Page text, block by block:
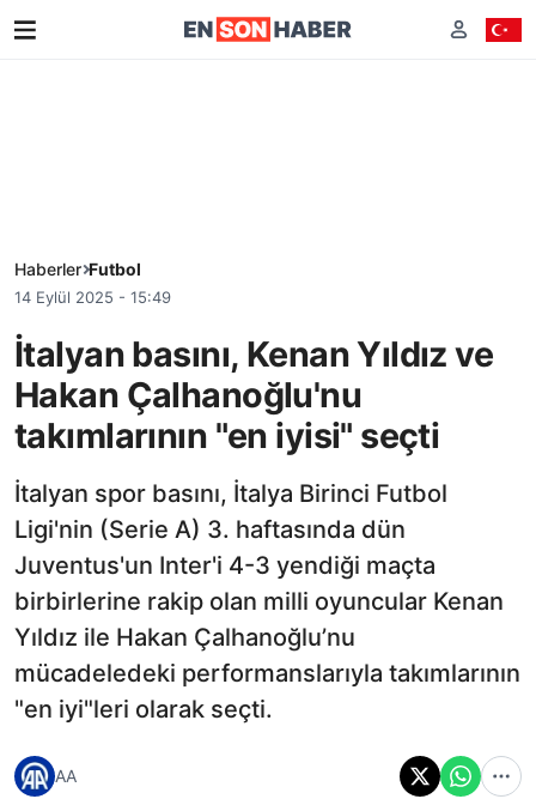
Haberler Futbol
14 Eylül 2025 - 15:49
İtalyan basını, Kenan Yıldız ve
Hakan Çalhanoğlu'nu
takımlarının "en iyisi" seçti
İtalyan spor basını, İtalya Birinci Futbol
Ligi'nin (Serie A) 3. haftasında dün
Juventus'un Inter'i 4-3 yendiği maçta
birbirlerine rakip olan milli oyuncular Kenan
Yıldız ile Hakan Çalhanoğlu’nu
mücadeledeki performanslarıyla takımlarının
"en iyi"leri olarak seçti.
AA